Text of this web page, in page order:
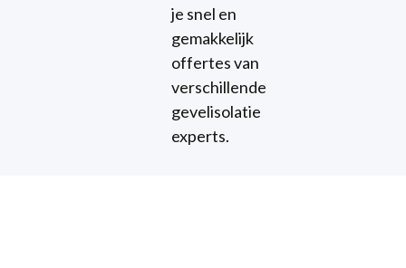
je snel en
gemakkelijk
offertes van
verschillende
gevelisolatie
experts.